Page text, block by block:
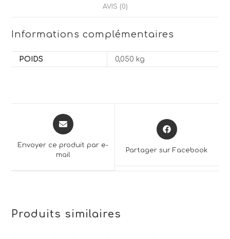
AVIS (0)
Informations complémentaires
POIDS 0,050 kg
Opens
in
new
Envoyer ce produit par e-
mail
Opens
in
Partager sur Facebook
Produits similaires